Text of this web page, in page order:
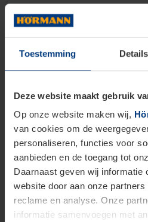
Toestemming Details
Deze website maakt gebruik
Op onze website maken wij,
van cookies om de
personaliseren, functies voor
aanbieden en de toegang tot
Daarnaast geven wij informatie
website door aan onze
reclame en analyse. Onze
informatie samenvoegen met